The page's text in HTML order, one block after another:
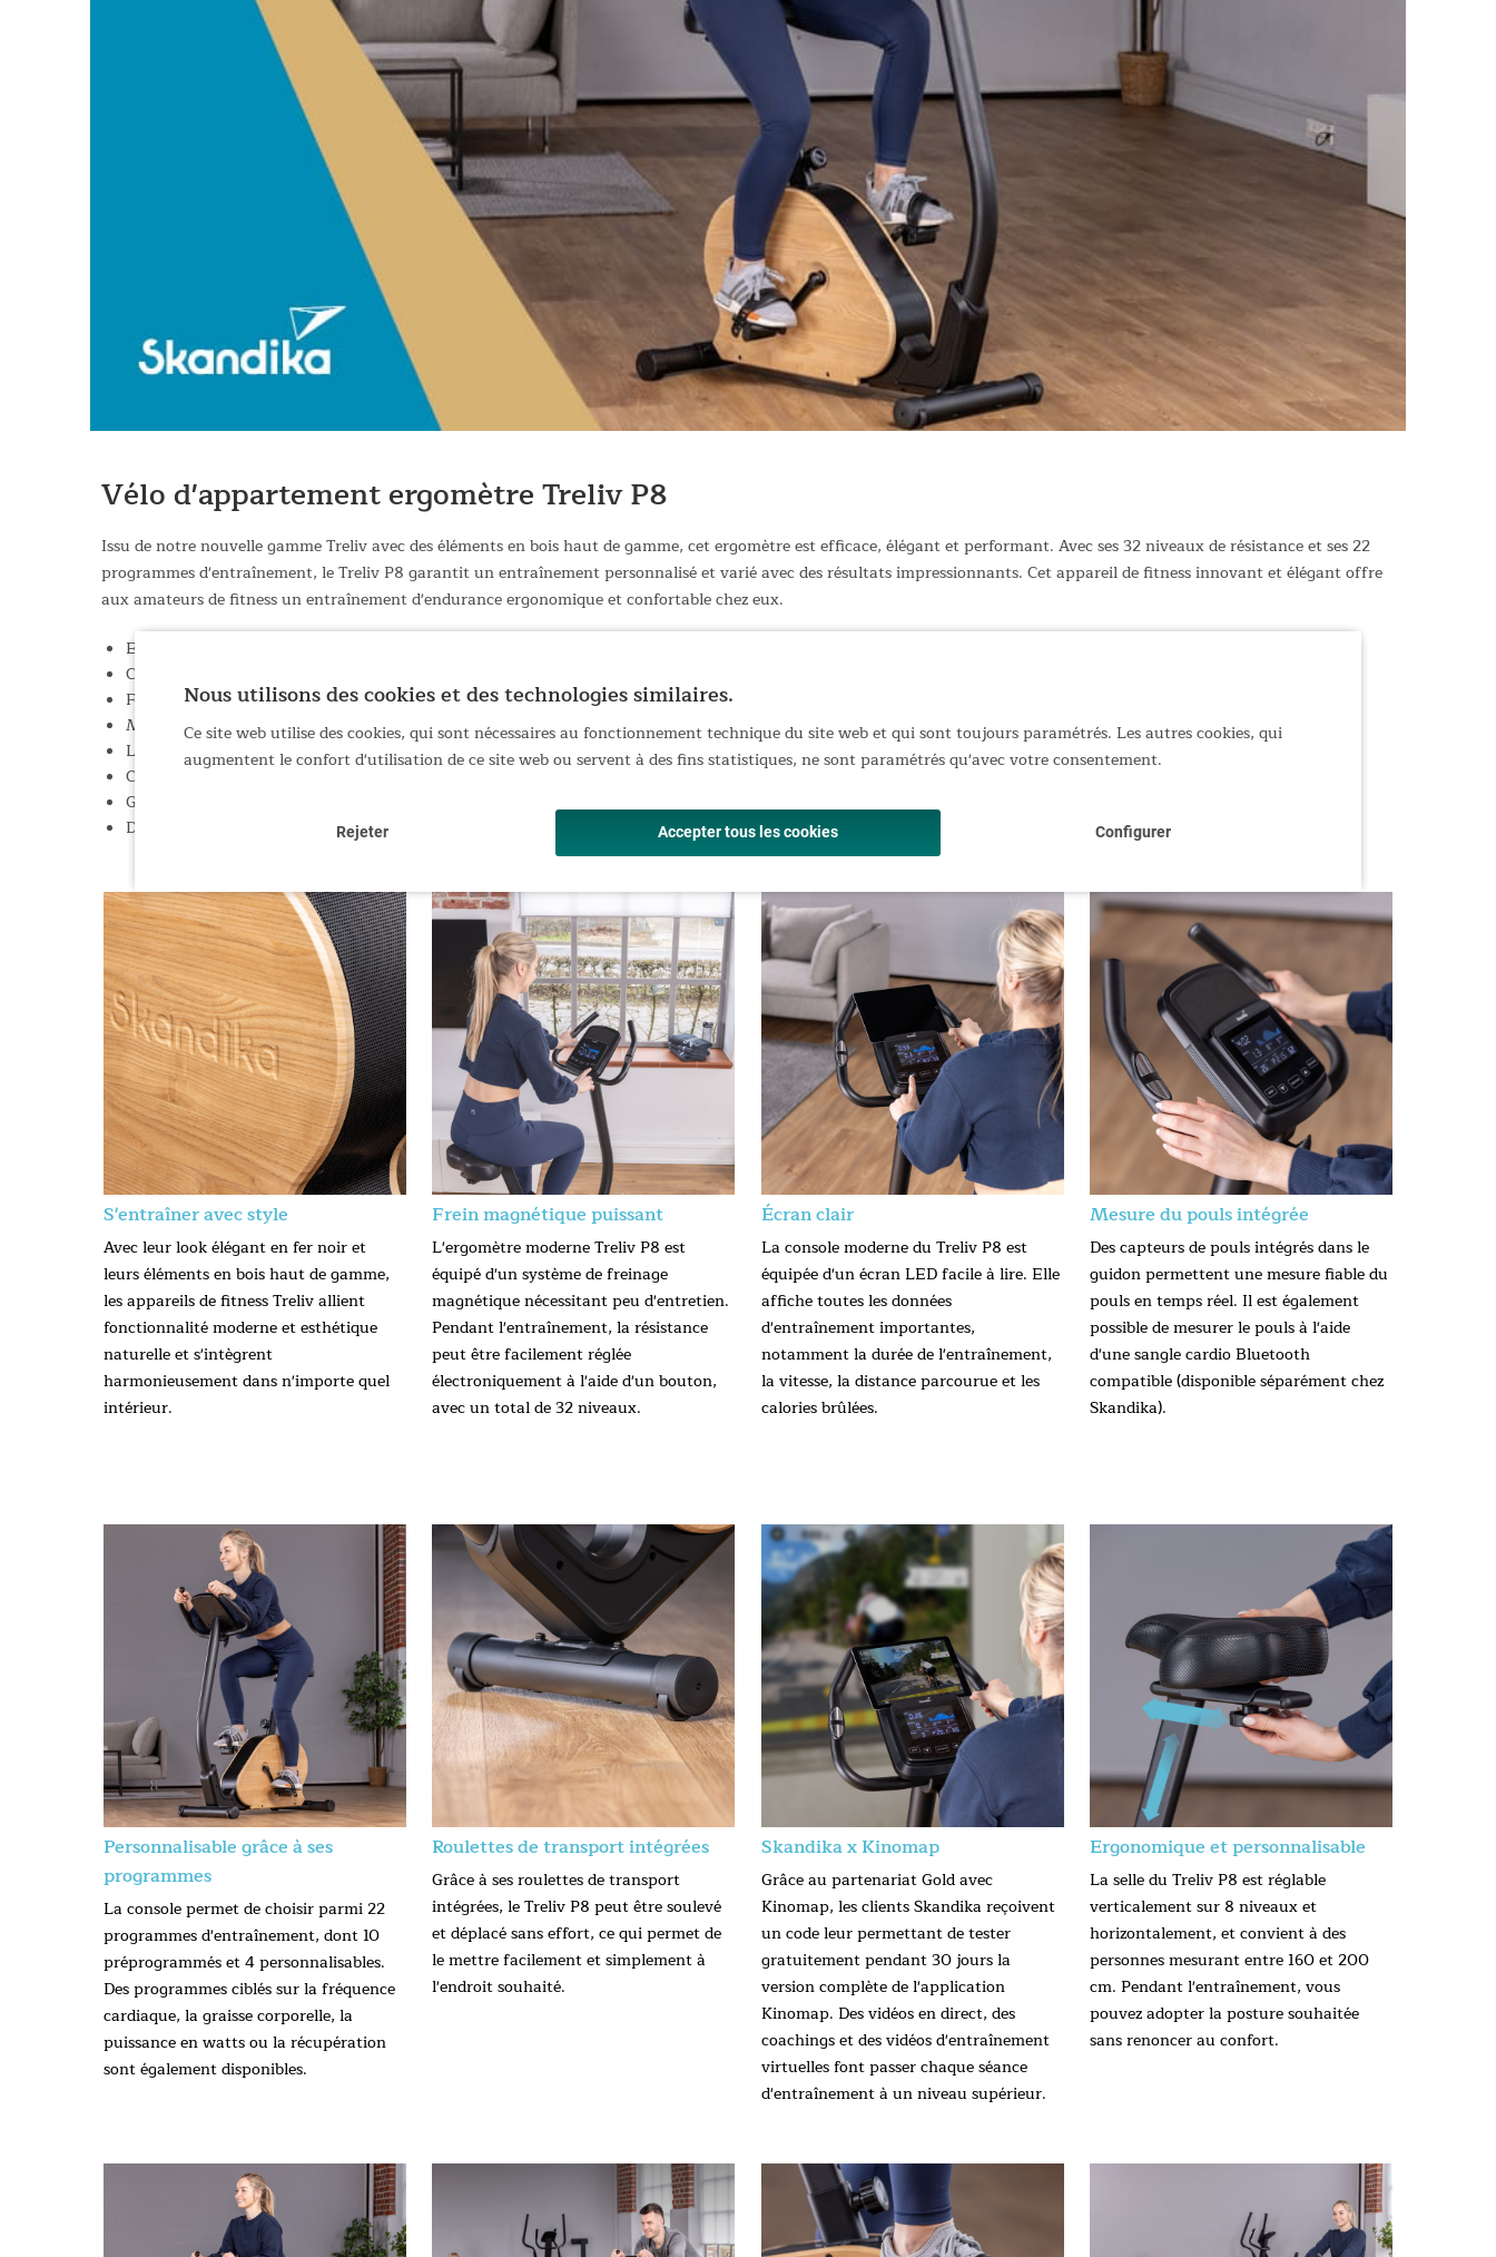
Vélo d'appartement ergomètre Treliv P8
Issu de notre nouvelle gamme Treliv avec des éléments en bois haut de gamme, cet ergomètre est efficace, élégant et performant. Avec ses 32 niveaux de résistance et ses 22
programmes d'entraînement, le Treliv P8 garantit un entraînement personnalisé et varié avec des résultats impressionnants. Cet appareil de fitness innovant et élégant offre
aux amateurs de fitness un entraînement d'endurance ergonomique et confortable chez eux.
Ergomètre puissant en fer robuste avec des éléments en bois de haute qualité
Console avec écran LED pour afficher toutes les données d'entraînement importantes
Frein magnétique avec 32 niveaux de résistance électrique et 22 programmes sélectionnables
Mesure du pouls via des capteurs manuels ou une ceinture thoracique Bluetooth (vendue séparément)
Les clients Skandika bénéficient de 30 jours d'accès gratuit à Kinomap pour plus de plaisir lors de leurs entraînements virtuels
Construction stable pour les utilisateurs pesant jusqu'à 120 kg et mesurant jusqu'à 200 cm
Guidon à inclinaison réglable, selle réglable en hauteur et pédales antidérapantes
Dimensions (L × l × H) : 93 × 49 × 141 cm / Poids : 26,5 kg / Dimensions emballé : 97 × 28 × 65 cm
S'entraîner avec style
Avec leur look élégant en fer noir et
leurs éléments en bois haut de gamme,
les appareils de fitness Treliv allient
fonctionnalité moderne et esthétique
naturelle et s'intègrent
harmonieusement dans n'importe quel
intérieur.
Frein magnétique puissant
L'ergomètre moderne Treliv P8 est
équipé d'un système de freinage
magnétique nécessitant peu d'entretien.
Pendant l'entraînement, la résistance
peut être facilement réglée
électroniquement à l'aide d'un bouton,
avec un total de 32 niveaux.
Écran clair
La console moderne du Treliv P8 est
équipée d'un écran LED facile à lire. Elle
affiche toutes les données
d'entraînement importantes,
notamment la durée de l'entraînement,
la vitesse, la distance parcourue et les
calories brûlées.
Mesure du pouls intégrée
Des capteurs de pouls intégrés dans le
guidon permettent une mesure fiable du
pouls en temps réel. Il est également
possible de mesurer le pouls à l'aide
d'une sangle cardio Bluetooth
compatible (disponible séparément chez
Skandika).
Personnalisable grâce à ses
programmes
La console permet de choisir parmi 22
programmes d'entraînement, dont 10
préprogrammés et 4 personnalisables.
Des programmes ciblés sur la fréquence
cardiaque, la graisse corporelle, la
puissance en watts ou la récupération
sont également disponibles.
Roulettes de transport intégrées
Grâce à ses roulettes de transport
intégrées, le Treliv P8 peut être soulevé
et déplacé sans effort, ce qui permet de
le mettre facilement et simplement à
l'endroit souhaité.
Skandika x Kinomap
Grâce au partenariat Gold avec
Kinomap, les clients Skandika reçoivent
un code leur permettant de tester
gratuitement pendant 30 jours la
version complète de l'application
Kinomap. Des vidéos en direct, des
coachings et des vidéos d'entraînement
virtuelles font passer chaque séance
d'entraînement à un niveau supérieur.
Ergonomique et personnalisable
La selle du Treliv P8 est réglable
verticalement sur 8 niveaux et
horizontalement, et convient à des
personnes mesurant entre 160 et 200
cm. Pendant l'entraînement, vous
pouvez adopter la posture souhaitée
sans renoncer au confort.
Nous utilisons des cookies et des technologies similaires.
Ce site web utilise des cookies, qui sont nécessaires au fonctionnement technique du site web et qui sont toujours paramétrés. Les autres cookies, qui
augmentent le confort d'utilisation de ce site web ou servent à des fins statistiques, ne sont paramétrés qu'avec votre consentement.
Rejeter Accepter tous les cookies Configurer